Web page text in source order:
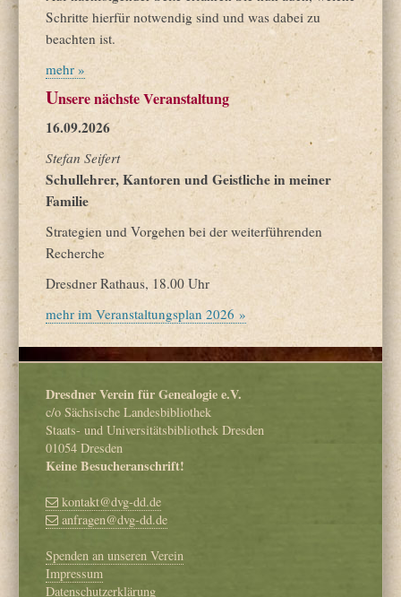
Schritte hierfür notwendig sind und was dabei zu
beachten ist.
mehr »
Unsere nächste Veranstaltung
16.09.2026
Stefan Seifert
Schullehrer, Kantoren und Geistliche in meiner
Familie
Strategien und Vorgehen bei der weiterführenden
Recherche
Dresdner Rathaus, 18.00 Uhr
mehr im Veranstaltungsplan 2026 »
Dresdner Verein für Genealogie e.V.
c/o Sächsische Landesbibliothek
Staats- und Universitätsbibliothek Dresden
01054 Dresden
Keine Besucheranschrift!
kontakt@dvg-dd.de
anfragen@dvg-dd.de
Spenden an unseren Verein
Impressum
Datenschutzerklärung